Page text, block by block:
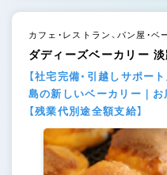
カフェ・レストラン、パン屋・ベ
ダディーズベーカリー
【社宅完備・引越しサポー
島の新しいベーカリー｜お
【残業代別途全額支給】